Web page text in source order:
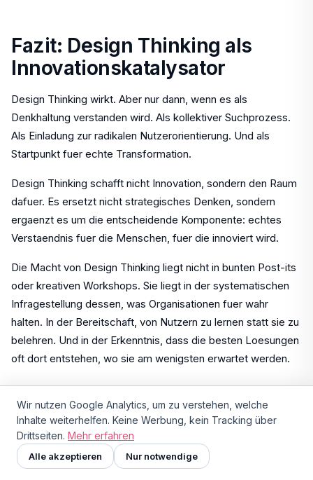
Fazit: Design Thinking als
Innovationskatalysator
Design Thinking wirkt. Aber nur dann, wenn es als
Denkhaltung verstanden wird. Als kollektiver Suchprozess.
Als Einladung zur radikalen Nutzerorientierung. Und als
Startpunkt fuer echte Transformation.
Design Thinking schafft nicht Innovation, sondern den Raum
dafuer. Es ersetzt nicht strategisches Denken, sondern
ergaenzt es um die entscheidende Komponente: echtes
Verstaendnis fuer die Menschen, fuer die innoviert wird.
Die Macht von Design Thinking liegt nicht in bunten Post-its
oder kreativen Workshops. Sie liegt in der systematischen
Infragestellung dessen, was Organisationen fuer wahr
halten. In der Bereitschaft, von Nutzern zu lernen statt sie zu
belehren. Und in der Erkenntnis, dass die besten Loesungen
oft dort entstehen, wo sie am wenigsten erwartet werden.
Design Thinking ist keine Garantie fuer
Innovation. Aber ohne die Haltung, die es
vermittelt, ist Innovation heute praktisch
Wir nutzen Google Analytics, um zu verstehen, welche
Inhalte weiterhelfen. Keine Werbung, kein Tracking über
Drittseiten. Mehr erfahren
Alle akzeptieren Nur notwendige